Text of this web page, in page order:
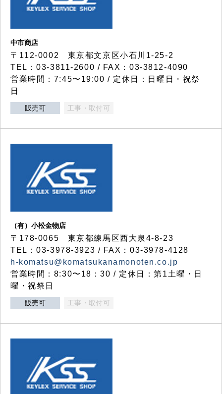
中市商店
〒112-0002 東京都文京区小石川1-25-2
TEL：03-3811-2600 / FAX：03-3812-4090
営業時間：7:45〜19:00 / 定休日：日曜日・祝祭
日
販売可 工事・取付可
（有）小松金物店
〒178-0065 東京都練馬区西大泉4-8-23
TEL：03-3978-3923 / FAX：03-3978-4128
h-komatsu@komatsukanamonoten.co.jp
営業時間：8:30〜18：30 / 定休日：第1土曜・日
曜・祝祭日
販売可 工事・取付可